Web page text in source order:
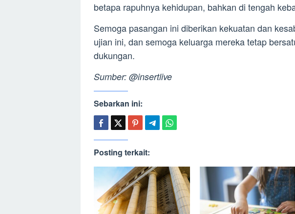
betapa rapuhnya kehidupan, bahkan di tengah
Semoga pasangan ini diberikan kekuatan dan
ujian ini, dan semoga keluarga mereka tetap
dukungan.
Sumber: @insertlive
Sebarkan ini:
Posting terkait: